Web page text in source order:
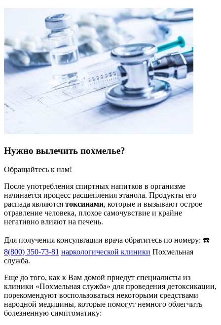
Нужно вылечить похмелье?
Обращайтесь к нам!
После употребления спиртных напитков в организме
начинается процесс расщепления этанола. Продукты его
распада являются токсинами, которые и вызывают острое
отравление человека, плохое самочувствие и крайне
негативно влияют на печень.
Для получения консультации врача обратитесь по номеру: ☎️
8(800) 350-73-81 наркологической клиники Похмельная
служба.
Еще до того, как к Вам домой приедут специалисты из
клиники «Похмельная служба» для проведения детоксикации,
порекомендуют воспользоваться некоторыми средствами
народной медицины, которые помогут немного облегчить
болезненную симптоматику: